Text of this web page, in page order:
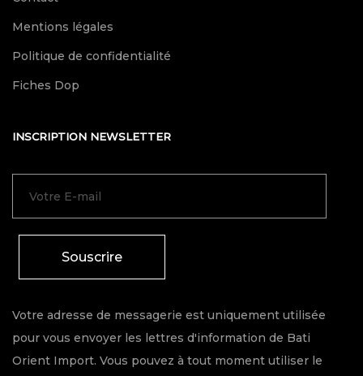
Mentions légales
Politique de confidentialité
Fiches Dop
INSCRIPTION NEWSLETTER
Souscrire
Votre adresse de messagerie est uniquement utilisée
pour vous envoyer les lettres d'information de Bati
Orient Import. Vous pouvez à tout moment utiliser le